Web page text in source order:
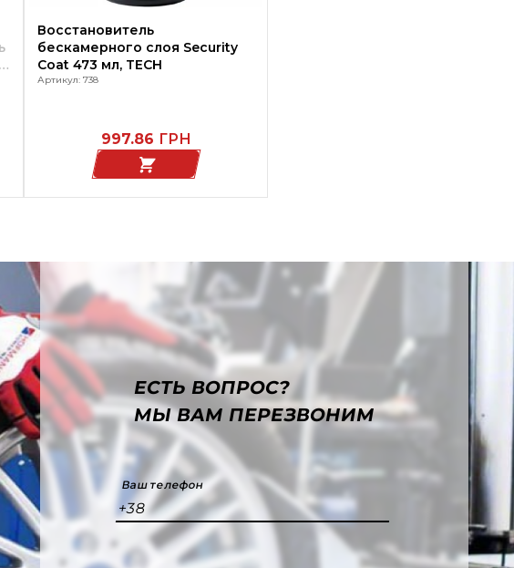
Восстановитель
бескамерного слоя Security
Coat 473 мл, TECH
Артикул: 738
997.86 ГРН
ЕСТЬ ВОПРОС?
МЫ ВАМ ПЕРЕЗВОНИМ
Ваш телефон
+38